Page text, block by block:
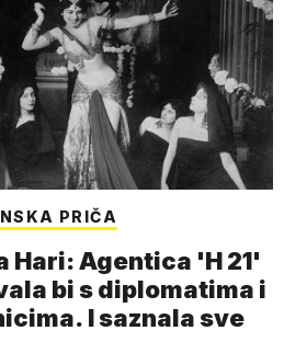
PRIČA
Hari: Agentica 'H 21'
bi s diplomatima i
I saznala sve